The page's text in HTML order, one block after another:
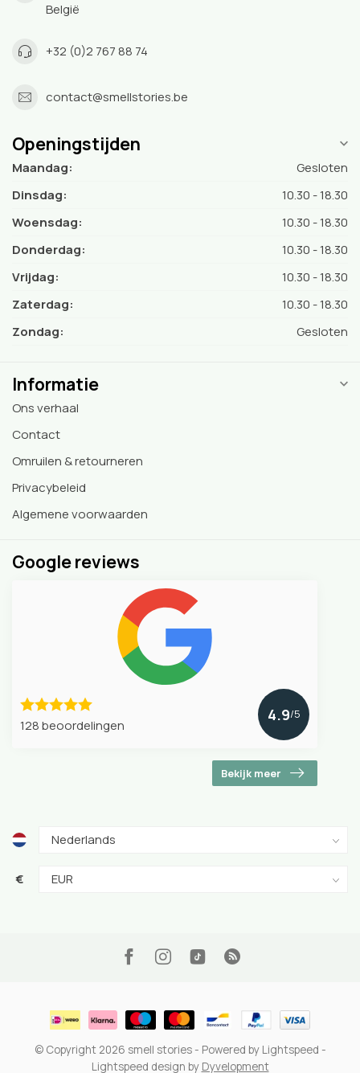
België
+32 (0)2 767 88 74
contact@smellstories.be
Openingstijden
Maandag:
Gesloten
Dinsdag:
10.30 - 18.30
Woensdag:
10.30 - 18.30
Donderdag:
10.30 - 18.30
Vrijdag:
10.30 - 18.30
Zaterdag:
10.30 - 18.30
Zondag:
Gesloten
Informatie
Ons verhaal
Contact
Omruilen & retourneren
Privacybeleid
Algemene voorwaarden
Google reviews
128 beoordelingen
4.9/5
Bekijk meer
€
© Copyright 2026 smell stories- Powered by Lightspeed -
Lightspeed design by Dyvelopment